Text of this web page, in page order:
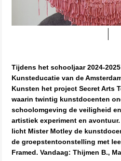
Tijdens het schooljaar 2024-
Kunsteducatie van de
Kunsten het project Secret Arts
waarin twintig kunstdocenten
schoolomgeving de veiligheid
artistiek experiment en
licht Mister Motley de
de groepstentoonstelling met
Framed. Vandaag: Thijmen B.,